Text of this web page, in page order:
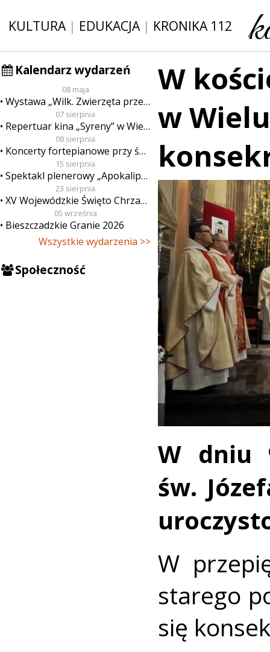
KULTURA| EDUKACJA| KRONIKA 112
Kalendarz wydarzeń
08 maja
Wystawa „Wilk. Zwierzęta przeklęte”
07 sierpnia
Repertuar kina „Syreny” w Wieluniu w dn. od 7 do 13 sierpnia
08 sierpnia
Koncerty fortepianowe przy świecach
15 sierpnia
Spektakl plenerowy „Apokalipsa”
23 sierpnia
XV Wojewódzkie Święto Chrzanu
05 września
Bieszczadzkie Granie 2026
Wszystkie wydarzenia >>
Społeczność
W
w
W dniu
św.
W
starego
się